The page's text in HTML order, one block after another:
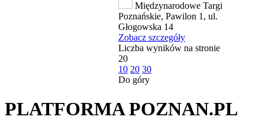
Międzynarodowe Targi
Poznańskie, Pawilon 1, ul.
Głogowska 14
Zobacz szczegóły
Liczba wyników na stronie
20
10 20 30
Do góry
PLATFORMA POZNAN.PL